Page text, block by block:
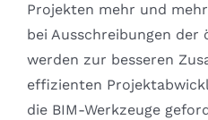
Projekten mehr und
bei Ausschreibungen
werden zur besseren
effizienten
die BIM-Werkzeuge